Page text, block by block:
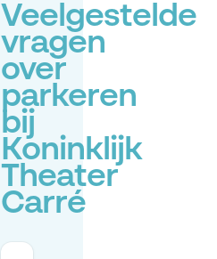
Veelgestelde
vragen
over
parkeren
bij
Koninklijk
Theater
Carré